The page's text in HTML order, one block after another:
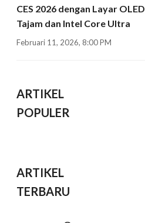
CES 2026 dengan Layar OLED
Tajam dan Intel Core Ultra
Februari 11, 2026, 8:00 PM
ARTIKEL
POPULER
ARTIKEL
TERBARU